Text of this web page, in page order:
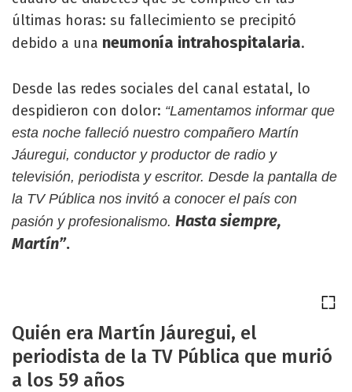
últimas horas: su fallecimiento se precipitó
debido a una neumonía intrahospitalaria.
Desde las redes sociales del canal estatal, lo
despidieron con dolor: “Lamentamos informar que
esta noche falleció nuestro compañero Martín
Jáuregui, conductor y productor de radio y
televisión, periodista y escritor. Desde la pantalla de
la TV Pública nos invitó a conocer el país con
pasión y profesionalismo. Hasta siempre,
Martín”.
Quién era Martín Jáuregui, el
periodista de la TV Pública que murió
a los 59 años